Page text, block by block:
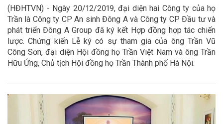
(HĐHTVN) - Ngày 20/12/2019, đại diện hai Công ty của họ
Trần là Công ty CP An sinh Đông A và Công ty CP Đầu tư và
phát triển Đông A Group đã ký kết Hợp đồng hợp tác chiến
lược. Chứng kiến Lễ ký có sự tham gia của ông Trần Vũ
Công Sơn, đại diện Hội đồng họ Trần Việt Nam và ông Trần
Hữu Ứng, Chủ tịch Hội đồng họ Trần Thành phố Hà Nội.